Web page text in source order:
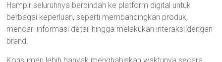
Hampir seluruhnya berpindah ke platform digital untuk
berbagai keperluan, seperti membandingkan produk,
mencari informasi detail hingga melakukan interaksi dengan
brand.